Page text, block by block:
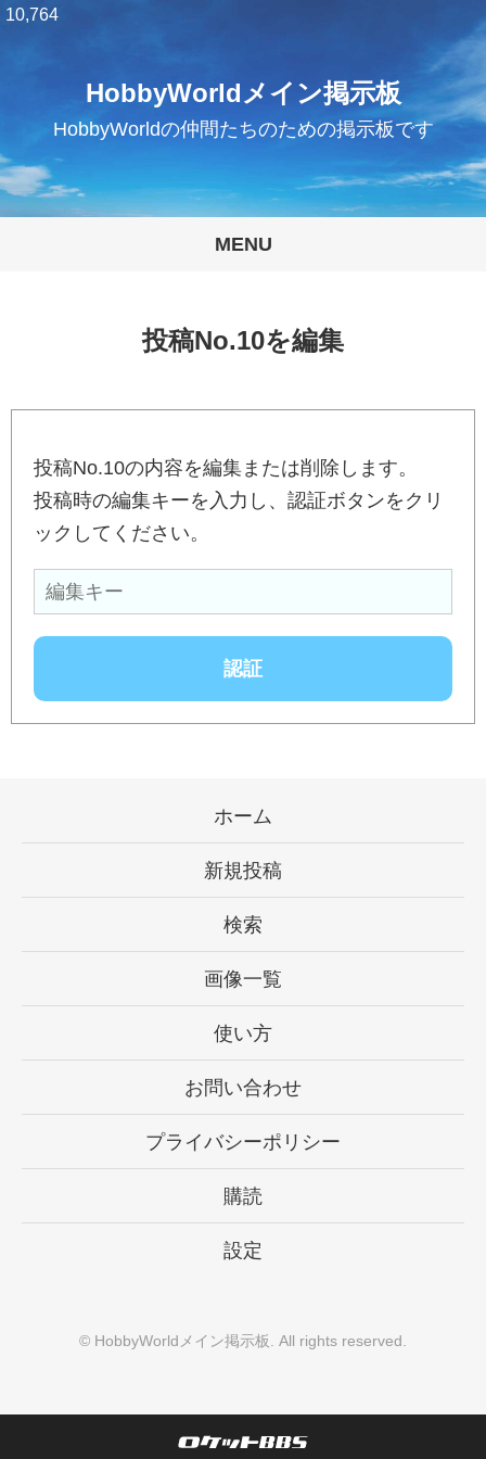
HobbyWorldメイン掲示板
HobbyWorldの仲間たちのための掲示板です
MENU
10,764
投稿No.10を編集
投稿No.10の内容を編集または削除します。
投稿時の編集キーを入力し、認証ボタンをクリ
ックしてください。
ホーム
新規投稿
検索
画像一覧
使い方
お問い合わせ
プライバシーポリシー
購読
設定
© HobbyWorldメイン掲示板 . All rights reserved.